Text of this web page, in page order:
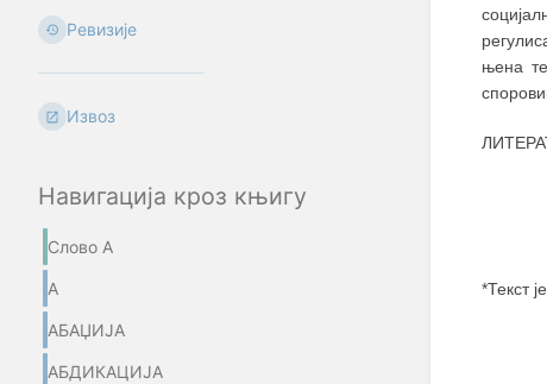
Ревизије
Извоз
Навигација кроз књигу
Слово А
А
АБАЏИЈA
АБДИКАЦИЈА
њена
*Текст